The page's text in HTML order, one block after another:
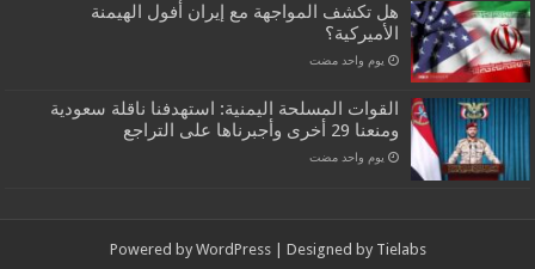
هل تكشف المواجهة مع إيران أفول الهيمنة
الأميركية؟
‏يوم واحد مضت
القوات المسلحة اليمنية: استهدفنا ناقلة سعودية
ومنعنا 29 أخرى وأجبرناها على التراجع
‏يوم واحد مضت
Powered by WordPress| Designed by Tielabs